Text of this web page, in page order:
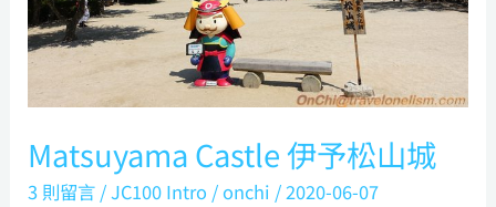
Matsuyama Castle 伊予松山城
3 則留言 /JC100 Intro /onchi /2020-06-07